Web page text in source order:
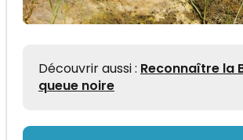
Découvrir aussi : Reconnaître la
queue noire